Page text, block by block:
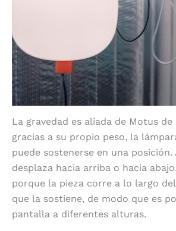
La gravedad es aliada de Motus de
gracias a su propio peso, la
puede sostenerse en una posición.
desplaza hacia arriba o hacia
porque la pieza corre a lo largo
que la sostiene, de modo que es
pantalla a diferentes alturas.